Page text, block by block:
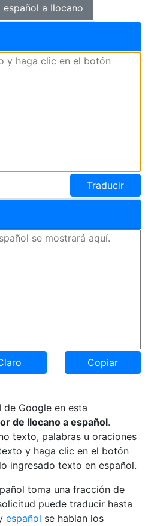
español a Ilocano
Traducir
Copiar
Google en esta
de Ilocano a español.
texto, palabras u oraciones
y haga clic en el botón
ingresado texto en español.
toma una fracción de
puede traducir hasta
español se hablan los